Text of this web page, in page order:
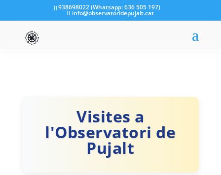
938698022 (Whatsapp: 636 505 197)
info@observatoridepujalt.cat
Visites a
l'Observatori de
Pujalt